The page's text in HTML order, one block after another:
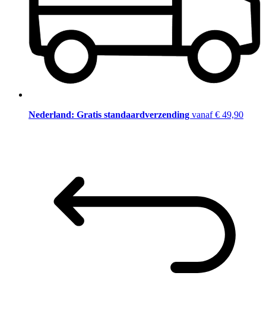
Nederland: Gratis standaardverzending vanaf € 49,90